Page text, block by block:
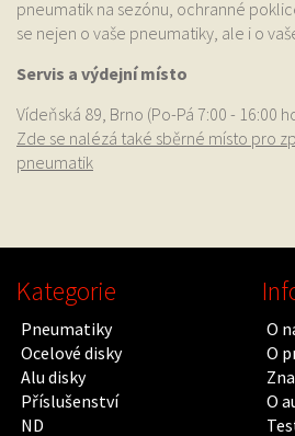
pneumatik na sezónu, ochranné
se nejen o vaše pneumatiky, ale i o
Servis a výdejní místo
Vídeňská 89, Brno (Po-Pá 7:00 - 16:00
Zde se nalézá také sběrné místo pro
pneumatik
Kategorie
Pneumatiky
Ocelové disky
Alu disky
Příslušenství
ND
O
O
O